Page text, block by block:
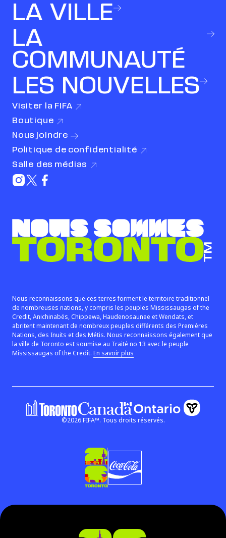
LA VILLE
LA
COMMUNAUTÉ
LES NOUVELLES
Visiter la FIFA
Boutique
Nous
joindre
Politique de confidentialité
Salle des médias
(le lien s’ouvre dans une nouvelle fenêtre)
Nous reconnaissons que ces terres forment le territoire traditionnel
de nombreuses nations, y compris les peuples Mississaugas of the
Credit, Anichinabés, Chippewa, Haudenosaunee et Wendats, et
abritent maintenant de nombreux peuples différents des Premières
Nations, des Inuits et des Métis. Nous reconnaissons également que
la ville de Toronto est soumise au Traité no 13 avec le peuple
Mississaugas of the Credit. En savoir plus
Gouvernement du Canada
Gouvernement de
©2026FIFA™. Tous droits réservés.